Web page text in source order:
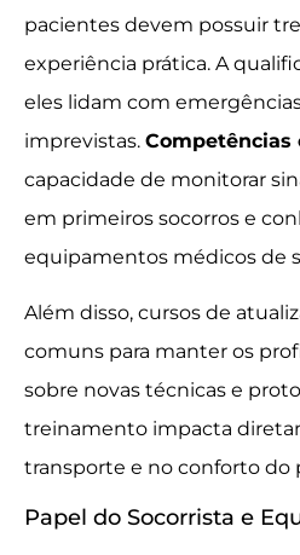
pacientes devem possuir
experiência prática. A
eles lidam com
imprevistas. Competências
capacidade de monitorar
em primeiros socorros e
equipamentos médicos de
Além disso, cursos de
comuns para manter os
sobre novas técnicas e
treinamento impacta
transporte e no conforto do
Papel do Socorrista e